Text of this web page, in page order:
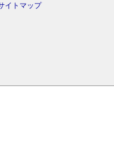
イトマップ